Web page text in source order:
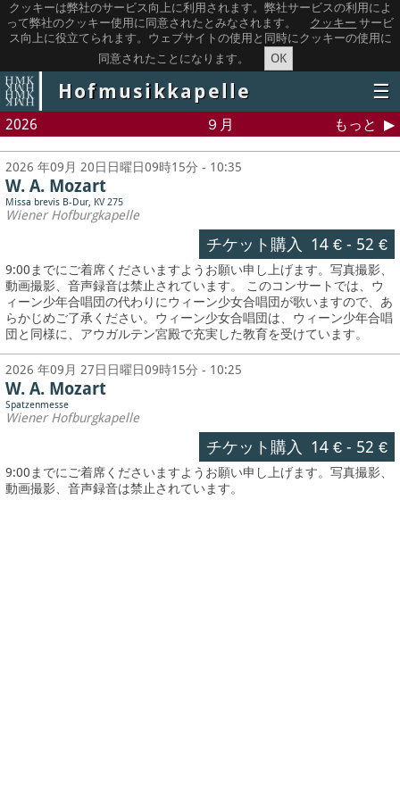
クッキーは弊社のサービス向上に利用されます。弊社サービスの利用によ
って弊社のクッキー使用に同意されたとみなされます。
クッキー サービ
ス向上に役立てられます。ウェブサイトの使用と同時にクッキーの使用に
同意されたことになります。
OK
Hofmusikkapelle ☰
2026 ９月 もっと
2026 年09月 20日日曜日09時15分 - 10:35
W. A. Mozart
Missa brevis B-Dur, KV 275
Wiener Hofburgkapelle
チケット購入 14 €- 52 €
9:00までにご着席くださいますようお願い申し上げます。写真撮影、
動画撮影、音声録音は禁止されています。 このコンサートでは、ウ
ィーン少年合唱団の代わりにウィーン少女合唱団が歌いますので、あ
らかじめご了承ください。ウィーン少女合唱団は、ウィーン少年合唱
団と同様に、アウガルテン宮殿で充実した教育を受けています。
2026 年09月 27日日曜日09時15分 - 10:25
W. A. Mozart
Spatzenmesse
Wiener Hofburgkapelle
チケット購入 14 €- 52 €
9:00までにご着席くださいますようお願い申し上げます。写真撮影、
動画撮影、音声録音は禁止されています。